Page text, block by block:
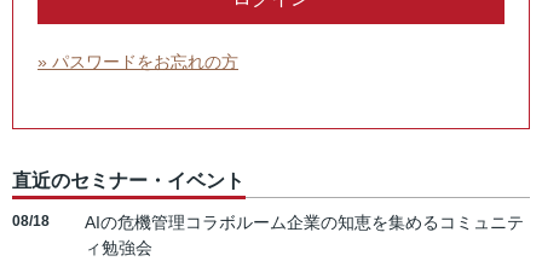
» パスワードをお忘れの方
直近のセミナー・イベント
08/18
AIの危機管理コラボルーム企業の知恵を集めるコミュニテ
ィ勉強会